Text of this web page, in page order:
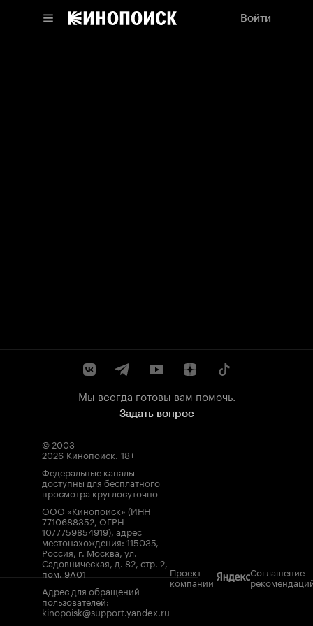
Войти
Мы всегда готовы вам помочь.
Задать вопрос
© 2003–
2026 Кинопоиск. 18+
Федеральные каналы
доступны для бесплатного
просмотра круглосуточно
ООО «Кинопоиск» (ИНН
7710688352, ОГРН
1077759854919), адрес
местонахождения: 115035,
Россия, г. Москва, ул.
Садовническая, д. 82, стр. 2,
пом. 9А01
Адрес для обращений
пользователей:
kinopoisk@support.yandex.ru
Проект
компании
Соглашение